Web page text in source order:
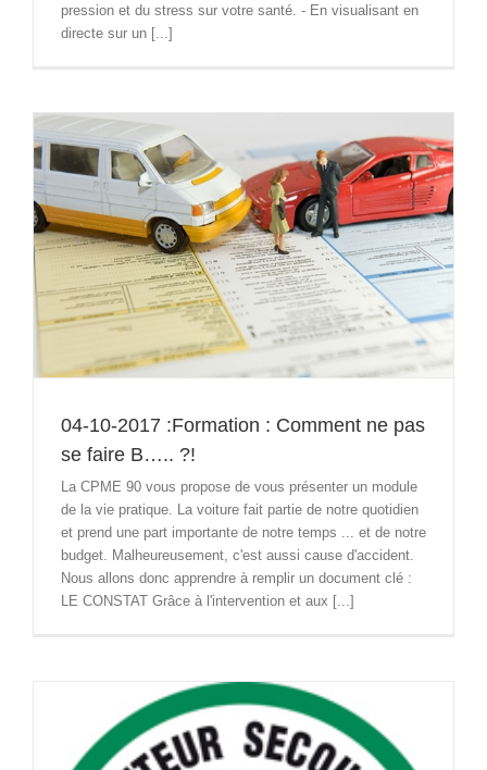
pression et du stress sur votre santé. - En visualisant en
directe sur un [...]
04-10-2017 :Formation : Comment ne pas
se faire B….. ?!
La CPME 90 vous propose de vous présenter un module
de la vie pratique. La voiture fait partie de notre quotidien
et prend une part importante de notre temps ... et de notre
budget. Malheureusement, c'est aussi cause d'accident.
Nous allons donc apprendre à remplir un document clé :
LE CONSTAT Grâce à l'intervention et aux [...]